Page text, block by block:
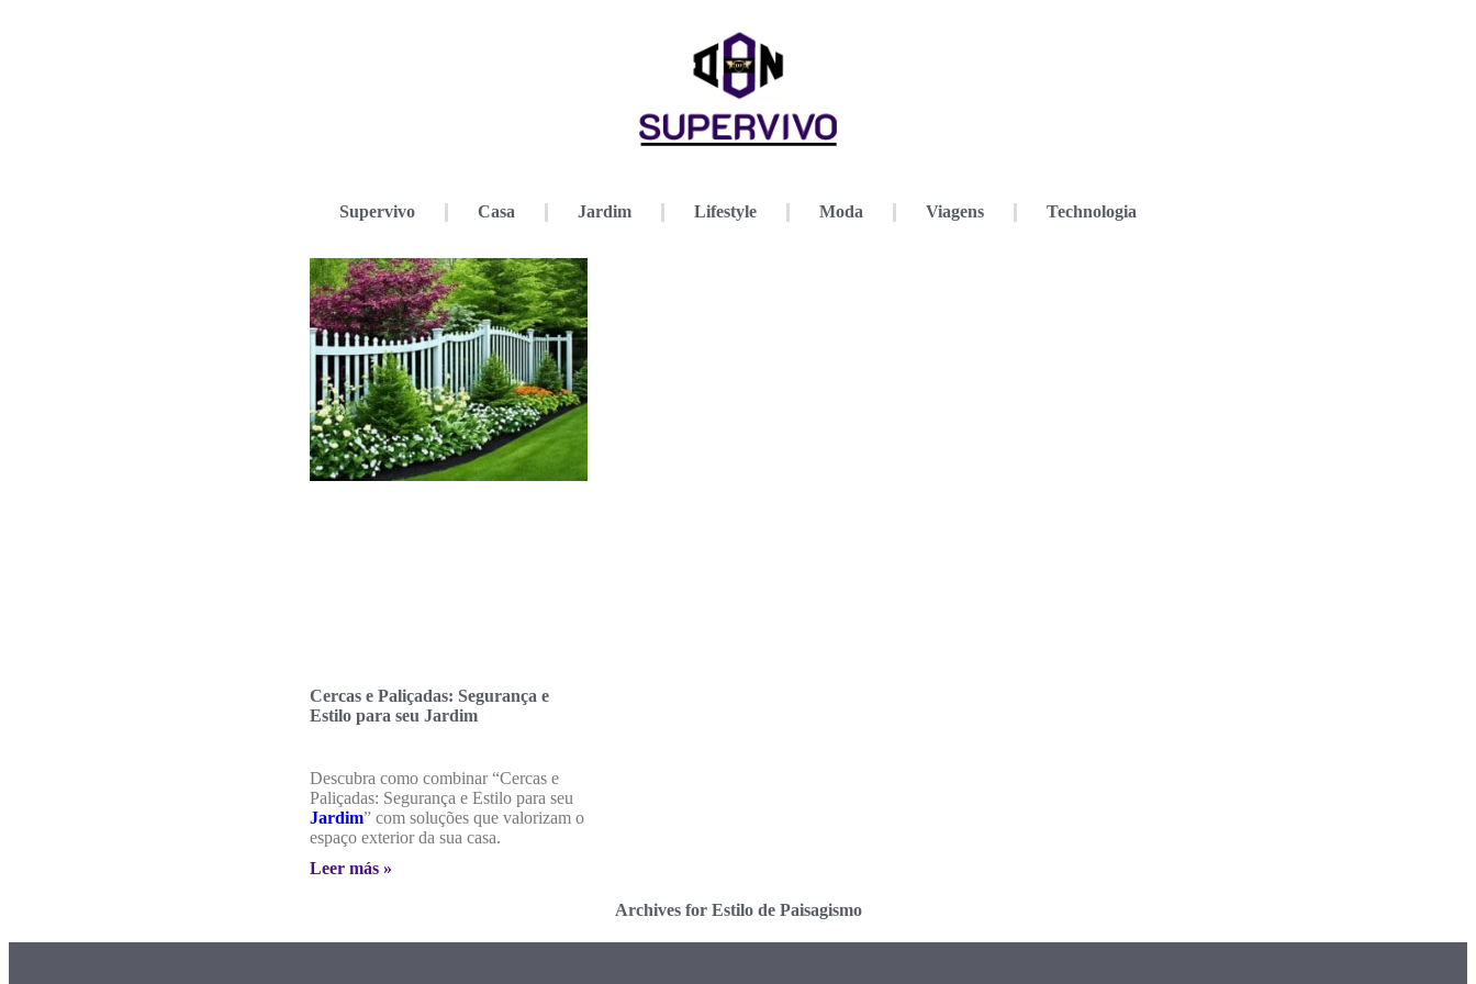
Supervivo Casa Jardim Lifestyle Moda Viagens Technologia
Cercas e Paliçadas: Segurança e
Estilo para seu Jardim
Descubra como combinar “Cercas e
Paliçadas: Segurança e Estilo para seu
Jardim” com soluções que valorizam o
espaço exterior da sua casa.
Leer más »
Archives for Estilo de Paisagismo